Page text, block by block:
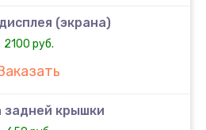
(экрана)
2100 руб.
задней крышки